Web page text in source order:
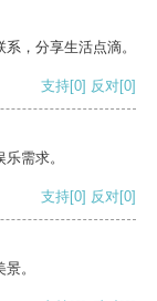
，分享生活点滴。
支持[0] 反对[0]
需求。
支持[0] 反对[0]
。